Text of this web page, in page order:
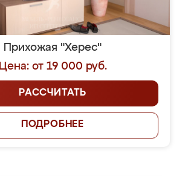
Прихожая "Херес"
Цена: от 19 000 руб.
РАССЧИТАТЬ
ПОДРОБНЕЕ